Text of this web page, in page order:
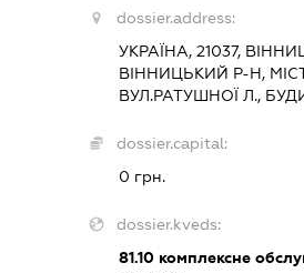
dossier.address:
УКРАЇНА, 21037,
ВІННИЦЬКИЙ Р-Н,
ВУЛ.РАТУШНОЇ Л.,
dossier.capital:
0 грн.
dossier.kveds:
81.10комплексне